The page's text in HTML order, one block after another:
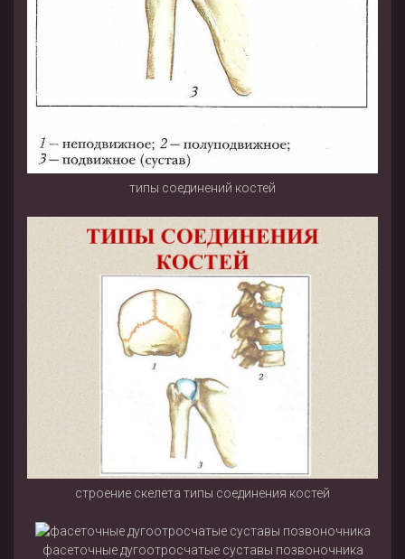
типы соединений костей
строение скелета типы соединения костей
фасеточные дугоотросчатые суставы позвоночника